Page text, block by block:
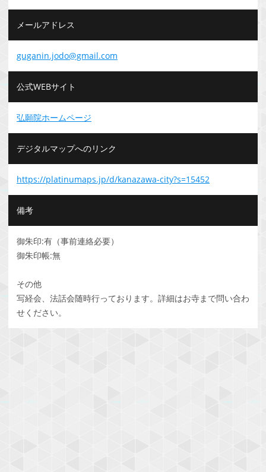
メールアドレス
guganin.jodo@gmail.com
公式WEBサイト
弘願院ホームページ
デジタルマップへのリンク
https://platinumaps.jp/d/kanazawa-city?s=15452
備考
御朱印:有（事前連絡必要）
御朱印帳:無
その他
写経会、法話会随時行っております。詳細はお寺まで問い合わ
せください。